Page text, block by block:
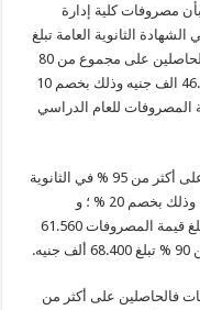
مصروفات كلية إدارة
على مجموع يزيد عن 90% في الشهادة الثانوية العامة تبلغ
قيمتها 41.280 الف جنيه وذلك بخصم 20 % ؛ و الحاصلين على مجموع من 80
% وأقل من 90 % تكون المصروفات بقيمة 46.440 الف جنيه وذلك بخصم 10
على مجموع أقل من 80 % قيمة المصروفات للعام الدراسي
أما كلية الهندسة أشار البيان إلى أن الحاصلين على أكثر من 95 % في الثانوية
العامة تبلغ قيمة المصروفات 54.720 الف جنيه ، وذلك بخصم 20 % ؛ و
الحاصلين على مجموع من 90 وأقل من 95 % تبلغ قيمة المصروفات 61.560
فالحاصلين على أكثر من